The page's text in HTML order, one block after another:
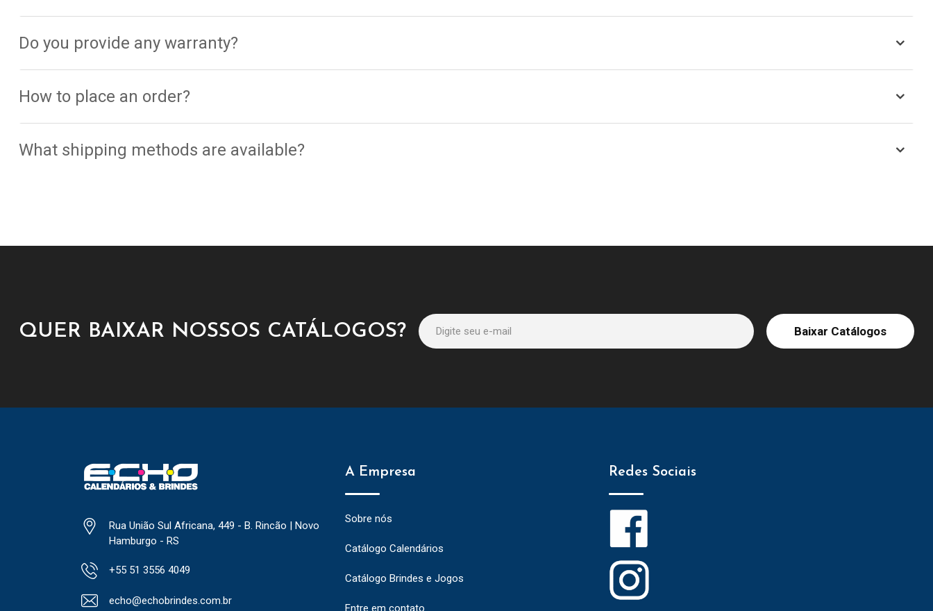
Do you provide any warranty?
How to place an order?
What shipping methods are available?
QUER BAIXAR NOSSOS CATÁLOGOS?
Rua União Sul Africana, 449 - B. Rincão | Novo
Hamburgo - RS
+55 51 3556 4049
echo@echobrindes.com.br
A Empresa
Sobre nós
Catálogo Calendários
Catálogo Brindes e Jogos
Entre em contato
Redes Sociais